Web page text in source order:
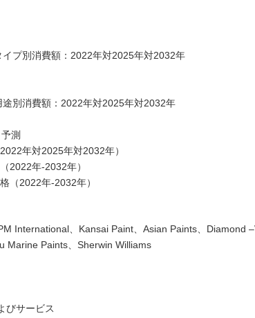
プ別消費額：2022年対2025年対2032年
別消費額：2022年対2025年対2032年
測
年対2025年対2032年）
2022年-2032年）
（2022年-2032年）
International、Kansai Paint、Asian Paints、Diamond
Marine Paints、Sherwin Williams
びサービス